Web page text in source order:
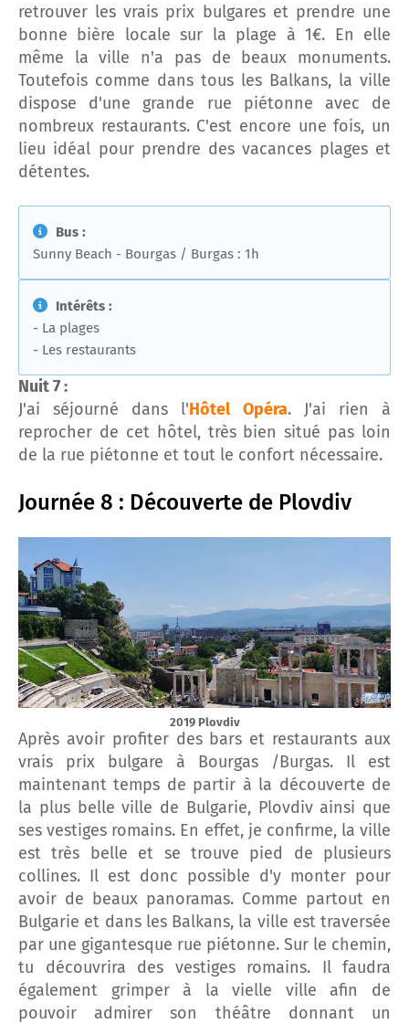
retrouver les vrais prix bulgares et prendre une
bonne bière locale sur la plage à 1€. En elle
même la ville n'a pas de beaux monuments.
Toutefois comme dans tous les Balkans, la ville
dispose d'une grande rue piétonne avec de
nombreux restaurants. C'est encore une fois, un
lieu idéal pour prendre des vacances plages et
détentes.
Bus :
Sunny Beach - Bourgas / Burgas : 1h
Intérêts :
- La plages
- Les restaurants
Nuit 7 :
J'ai séjourné dans l'Hôtel Opéra. J'ai rien à
reprocher de cet hôtel, très bien situé pas loin
de la rue piétonne et tout le confort nécessaire.
Journée 8 : Découverte de Plovdiv
2019 Plovdiv
Après avoir profiter des bars et restaurants aux
vrais prix bulgare à Bourgas /Burgas. Il est
maintenant temps de partir à la découverte de
la plus belle ville de Bulgarie, Plovdiv ainsi que
ses vestiges romains. En effet, je confirme, la ville
est très belle et se trouve pied de plusieurs
collines. Il est donc possible d'y monter pour
avoir de beaux panoramas. Comme partout en
Bulgarie et dans les Balkans, la ville est traversée
par une gigantesque rue piétonne. Sur le chemin,
tu découvrira des vestiges romains. Il faudra
également grimper à la vielle ville afin de
pouvoir admirer son théâtre donnant un